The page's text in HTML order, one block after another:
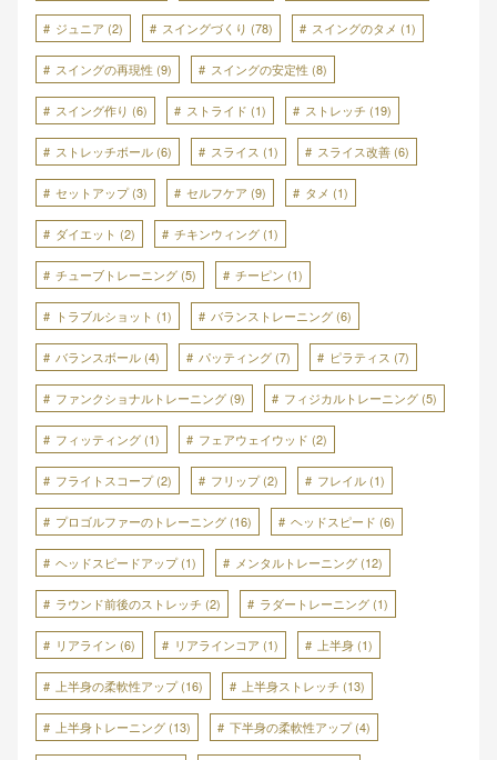
ジュニア (2) スイングづくり (78) スイングのタメ (1)
スイングの再現性 (9) スイングの安定性 (8)
スイング作り (6) ストライド (1) ストレッチ (19)
ストレッチボール (6) スライス (1) スライス改善 (6)
セットアップ(3) セルフケア (9) タメ (1)
ダイエット (2) チキンウィング (1)
チューブトレーニング (5) チーピン (1)
トラブルショット (1) バランストレーニング (6)
バランスボール (4) パッティング (7) ピラティス (7)
ファンクショナルトレーニング (9) フィジカルトレーニング (5)
フィッティング (1) フェアウェイウッド (2)
フライトスコープ(2) フリップ(2) フレイル (1)
プロゴルファーのトレーニング (16) ヘッドスピード (6)
ヘッドスピードアップ(1) メンタルトレーニング (12)
ラウンド前後のストレッチ (2) ラダートレーニング (1)
リアライン (6) リアラインコア (1) 上半身 (1)
上半身の柔軟性アップ(16) 上半身ストレッチ (13)
上半身トレーニング (13) 下半身の柔軟性アップ(4)